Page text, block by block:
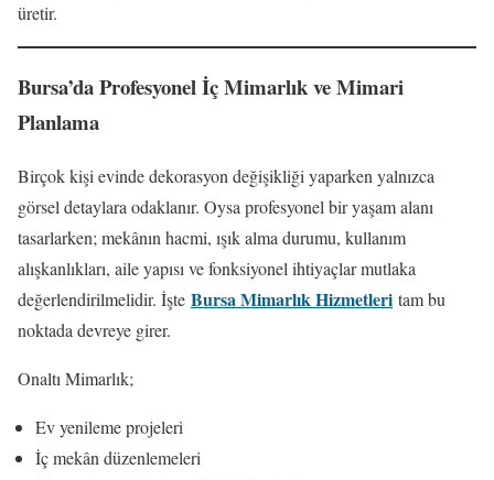
üretir.
Bursa’da Profesyonel İç Mimarlık ve Mimari
Planlama
Birçok kişi evinde dekorasyon değişikliği yaparken yalnızca
görsel detaylara odaklanır. Oysa profesyonel bir yaşam alanı
tasarlarken; mekânın hacmi, ışık alma durumu, kullanım
alışkanlıkları, aile yapısı ve fonksiyonel ihtiyaçlar mutlaka
değerlendirilmelidir. İşte Bursa Mimarlık Hizmetleri tam bu
noktada devreye girer.
Onaltı Mimarlık;
Ev yenileme projeleri
İç mekân düzenlemeleri